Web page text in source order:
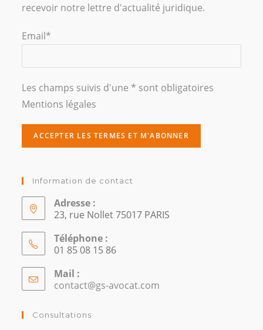
recevoir notre lettre d'actualité juridique.
Email*
Les champs suivis d'une * sont obligatoires
Mentions légales
Information de contact
Adresse :
23, rue Nollet 75017 PARIS
Téléphone :
01 85 08 15 86
Mail :
contact@gs-avocat.com
Consultations